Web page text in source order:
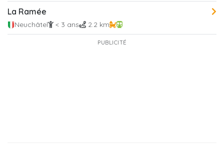
La Ramée
Neuchâtel < 3 ans 2.2 km
PUBLICITÉ